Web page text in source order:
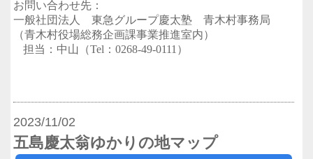
お問い合わせ先：
一般社団法人 東急グループ慶太塾 青木村事務局
（青木村役場総務企画課事業推進室内）
担当：中山（Tel ：0268-49-0111 ）
2023/11/02
五島慶太翁ゆかりの地マップ